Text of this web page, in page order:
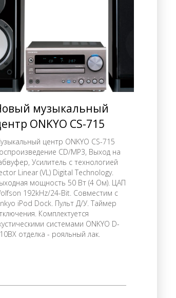
музыкальный
ONKYO CS-715
центр ONKYO CS-715
CD/MP3, Выход на
Усилитель с технологией
Linear (VL) Digital Technology.
мощность 50 Вт (4 Ом). ЦАП
192kHz/24-Bit. Совместим с
iPod Dock. Пульт Д/У. Таймер
Комплектуется
системами ONKYO D-
отделка - рояльный лак.